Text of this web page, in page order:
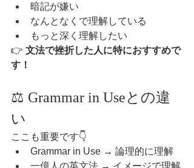
暗記が嫌い
なんとなくで理解している
もっと深く理解したい
👉 文法で挫折した人に特におすすめで
す！
⚖️ Grammar in Useとの違
い
ここも重要です👇
Grammar in Use → 論理的に理解
一億人の英文法 → イメージで理解